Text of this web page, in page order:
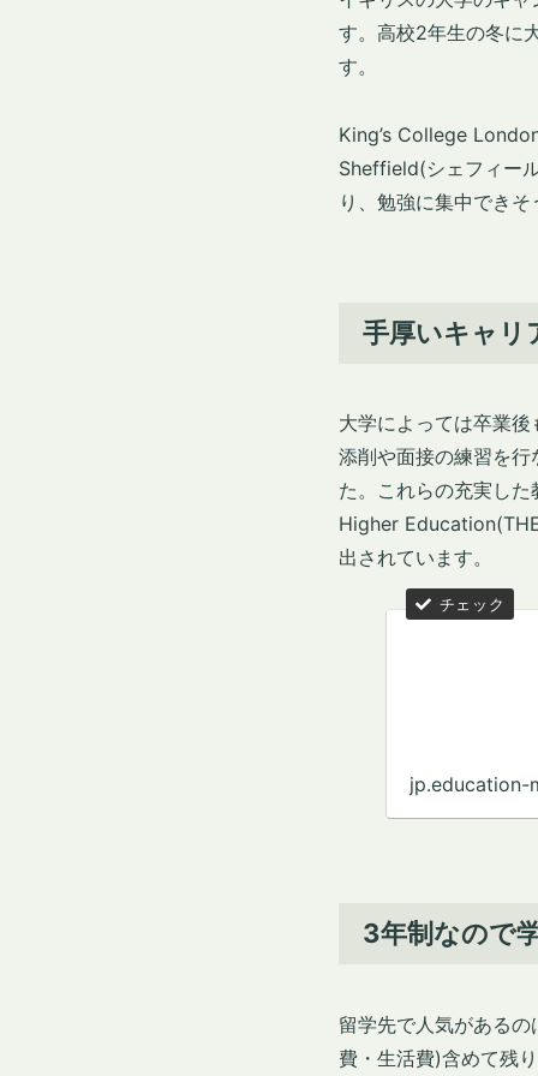
す。高校2年生の冬に
す。
King’s College
Sheffield(シェフィー
り、勉強に集中でき
手厚いキャリ
大学によっては卒業
添削や面接の練習を
た。これらの充実し
Higher
出されています。
jp.education-
3年制なので
留学先で人気がある
費・生活費)含めて残